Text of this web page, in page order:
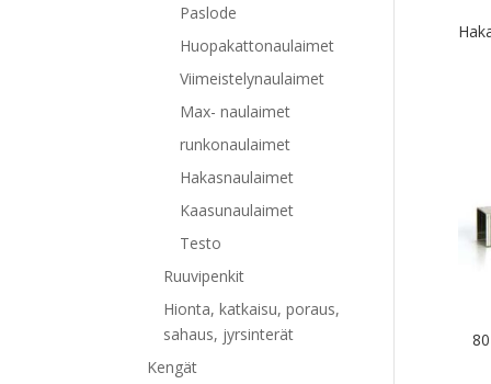
Paslode
Huopakattonaulaimet
Viimeistelynaulaimet
Max- naulaimet
runkonaulaimet
Hakasnaulaimet
Kaasunaulaimet
Testo
Ruuvipenkit
Hionta, katkaisu, poraus,
sahaus, jyrsinterät
Kengät